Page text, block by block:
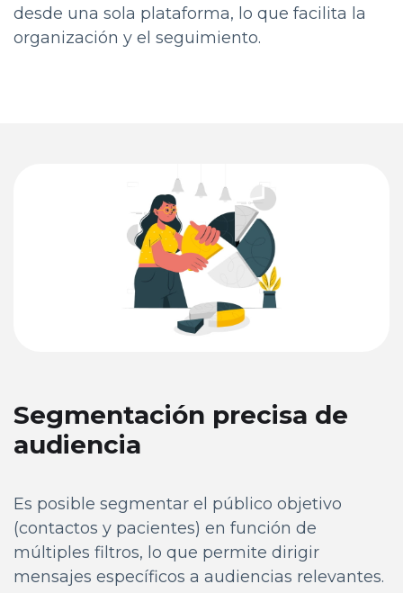
desde una sola plataforma, lo que facilita la
organización y el seguimiento.
Segmentación precisa de
audiencia
Es posible segmentar el público objetivo
(contactos y pacientes) en función de
múltiples filtros, lo que permite dirigir
mensajes específicos a audiencias relevantes.